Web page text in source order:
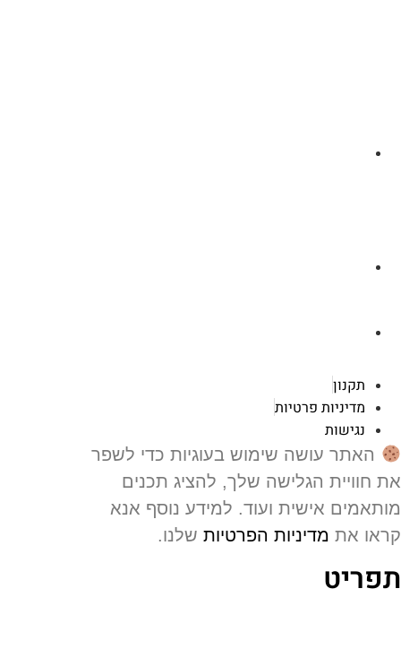
תקנון
מדיניות פרטיות
נגישות
האתר עושה שימוש בעוגיות כדי לשפר
חוויית הגלישה שלך, להציג תכנים
אישית ועוד. למידע נוסף אנא
אתמדיניות הפרטיותשלנו.